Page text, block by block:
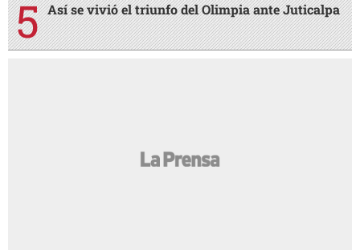
Así se vivió el triunfo del Olimpia ante Juticalpa